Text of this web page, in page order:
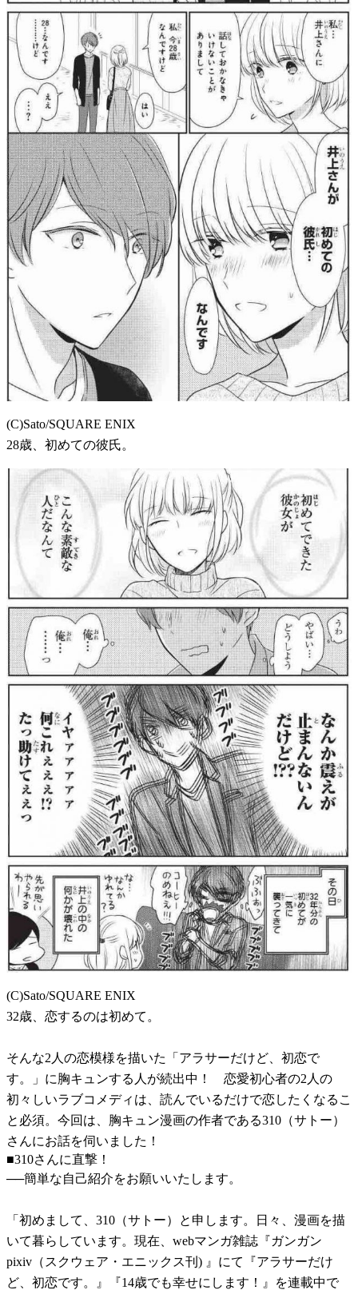
(C)Sato/SQUARE ENIX
28歳、初めての彼氏。
(C)Sato/SQUARE ENIX
32歳、恋するのは初めて。
そんな2人の恋模様を描いた「アラサーだけど、初恋で
す。」に胸キュンする人が続出中！ 恋愛初心者の2人の
初々しいラブコメディは、読んでいるだけで恋したくなるこ
と必須。今回は、胸キュン漫画の作者である310（サトー）
さんにお話を伺いました！
■310さんに直撃！
──簡単な自己紹介をお願いいたします。
「初めまして、310（サトー）と申します。日々、漫画を描
いて暮らしています。現在、webマンガ雑誌『ガンガン
pixiv（スクウェア・エニックス刊) 』にて『アラサーだけ
ど、初恋です。』『14歳でも幸せにします！』を連載中で